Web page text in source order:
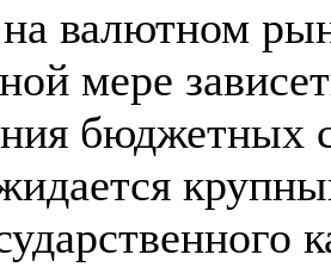
валютном
мере
бюджетных